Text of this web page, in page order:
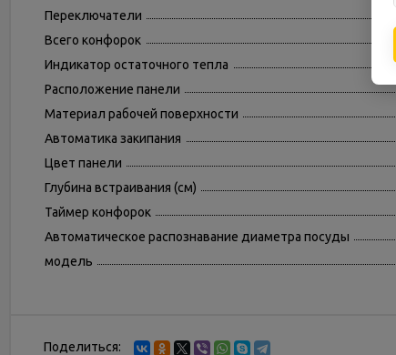
Переключатели
Всего конфорок
Индикатор остаточного тепла
Расположение панели
Материал рабочей поверхности
Автоматика закипания
Цвет панели
Глубина встраивания (см)
Таймер конфорок
Автоматическое распознавание диаметра посуды
модель
Поделиться: